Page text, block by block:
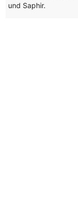
und Saphir.